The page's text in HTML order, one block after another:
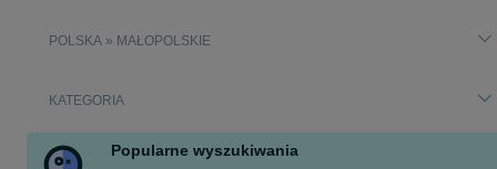
POLSKA » MAŁOPOLSKIE
KATEGORIA
Popularne wyszukiwania